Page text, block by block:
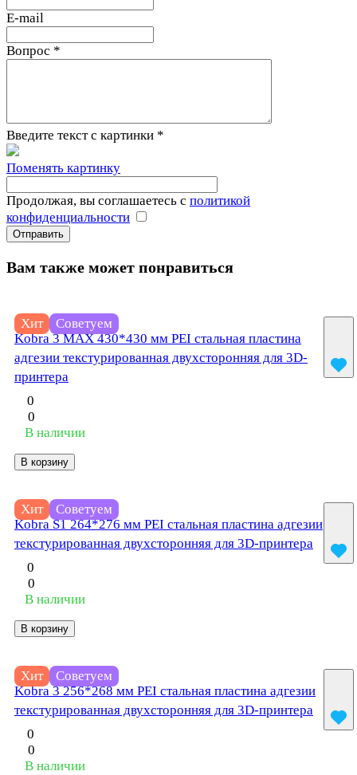
E-mail
Вопрос *
Введите текст с картинки *
Поменять картинку
Продолжая, вы соглашаетесь с политикой
конфиденциальности
Вам также может понравиться
Хит Советуем
2 200 руб./шт
Kobra 3 MAX 430*430 мм PEI стальная пластина
адгезии текстурированная двухсторонняя для 3D-
принтера
0
0
В наличии
В корзину
Хит Советуем
1 300 руб./шт
Kobra S1 264*276 мм PEI стальная пластина адгезии
текстурированная двухсторонняя для 3D-принтера
0
0
В наличии
В корзину
Хит Советуем
1 200 руб./шт
Kobra 3 256*268 мм PEI стальная пластина адгезии
текстурированная двухсторонняя для 3D-принтера
0
0
В наличии